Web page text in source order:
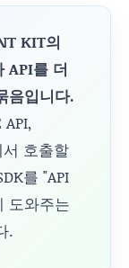
KIT의
API를 더
음입니다.
API,
호출할
를 "API
도와주는
.